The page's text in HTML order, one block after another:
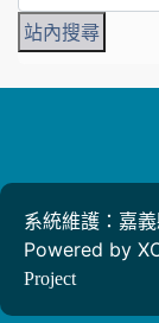
系統維護：嘉
Powered by
Project